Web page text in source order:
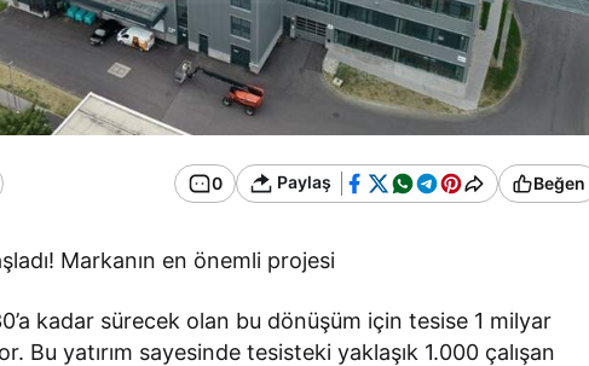
0 Paylaş Beğen
Markanın en önemli projesi
kadar sürecek olan bu dönüşüm için tesise 1 milyar
Bu yatırım sayesinde tesisteki yaklaşık 1.000 çalışan